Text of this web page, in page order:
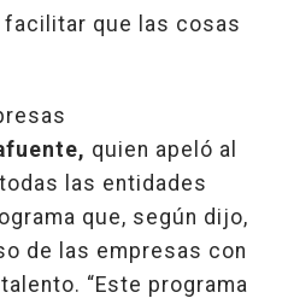
facilitar que las cosas
quien apeló al
las entidades
que, según dijo,
de las empresas con
“Este programa